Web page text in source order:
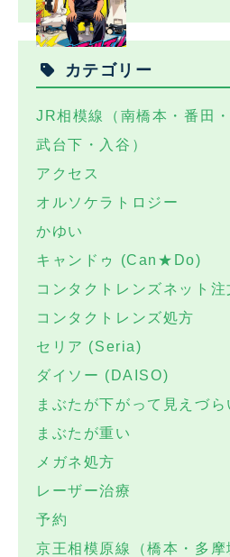
カテゴリー
JR相模線（南橋本・番田
武台下・入谷）
アクセス
オルソケラトロジー
かゆい
キャンドゥ (Can★Do)
コンタクトレンズネット注
コンタクトレンズ処方
セリア (Seria)
ダイソー (DAISO)
まぶたが下がって見えづら
まぶたが重い
メガネ処方
レーザー治療
予約
京王相模原線（橋本・多摩